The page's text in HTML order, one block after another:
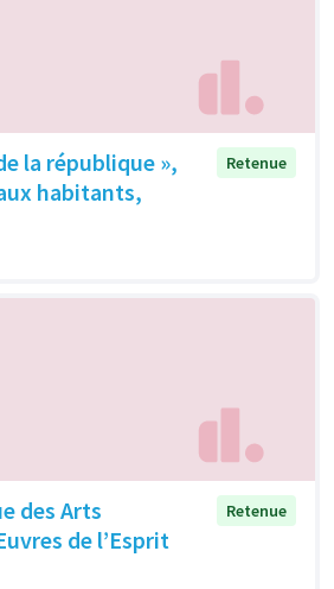
la république »,
habitants,
Retenue
des Arts
de l’Esprit
Retenue